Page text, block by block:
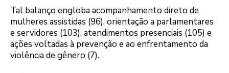
Tal balanço engloba acompanhamento direto de
mulheres assistidas (96), orientação a parlamentares
e servidores (103), atendimentos presenciais (105) e
ações voltadas à prevenção e ao enfrentamento da
violência de gênero (7).